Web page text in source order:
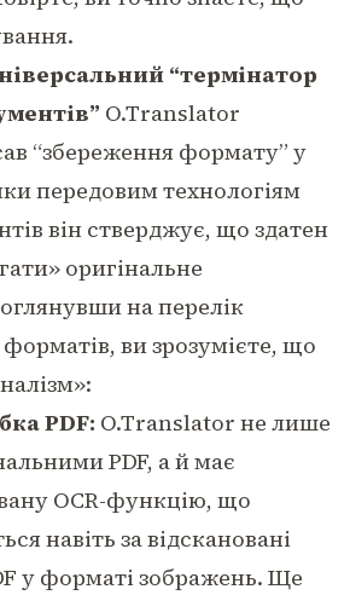
“термінатор
O.Translator
“збереження формату” у
передовим технологіям
він стверджує, що здатен
оригінальне
на перелік
ви зрозумієте, що
PDF: O.Translator не лише
PDF, а й має
OCR-функцію, що
навіть за відскановані
у форматі зображень. Ще